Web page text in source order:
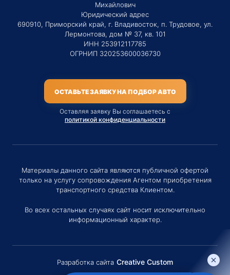
Михайлович
Юридический адрес
690910, Приморский край, г. Владивосток, п. Трудовое, ул.
Лермонтова, дом № 37, кв. 101
ИНН 253912117785
ОГРНИП 320253600036730
ОСТАВЬТЕ ЗАЯВКУ НА ПОДБОР АВТО
Оставляя заявку Вы соглашаетесь с
политикой конфиденциальности
Материалы данного сайта являются публичной офертой
только на услугу сопровождения Агентом приобретения
транспортного средства Клиентом.
Во всех остальных случаях сайт носит исключительно
информационный характер.
Разработка сайта Creative Custom